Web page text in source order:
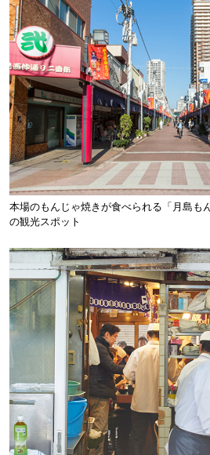
本場のもんじゃ焼きが食べられる「月島も
の観光スポット